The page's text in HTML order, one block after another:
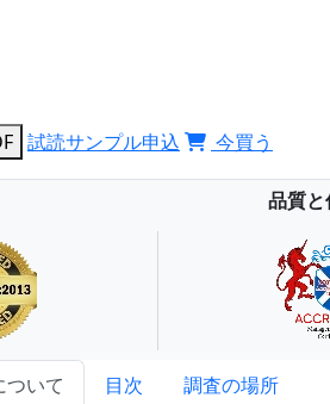
試読サンプル申込 今買う
品質
ついて 目次 調査の場所